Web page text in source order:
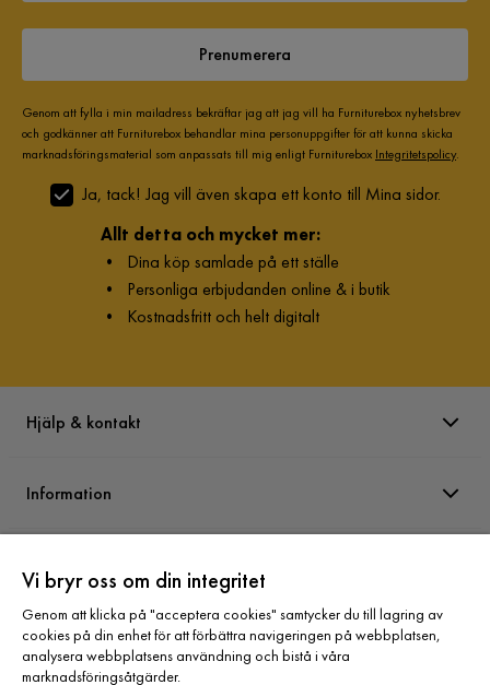
Prenumerera
Genom att fylla i min mailadress bekräftar jag att jag vill ha Furniturebox nyhetsbrev
och godkänner att Furniturebox behandlar mina personuppgifter för att kunna skicka
marknadsföringsmaterial som anpassats till mig enligt Furniturebox Integritetspolicy.
Ja, tack! Jag vill även skapa ett konto till Mina sidor.
Allt detta och mycket mer:
• Dina köp samlade på ett ställe
• Personliga erbjudanden online & i butik
• Kostnadsfritt och helt digitalt
Hjälp & kontakt
Information
Sortiment
Vi bryr oss om din integritet
Genom att klicka på "acceptera cookies" samtycker du till lagring av
cookies på din enhet för att förbättra navigeringen på webbplatsen,
analysera webbplatsens användning och bistå i våra
marknadsföringsåtgärder.